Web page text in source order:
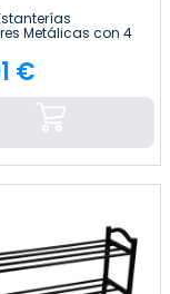
Metálicas con 4
€